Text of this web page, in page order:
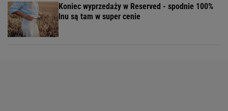
Koniec wyprzedaży w Reserved - spodnie 100%
lnu są tam w super cenie